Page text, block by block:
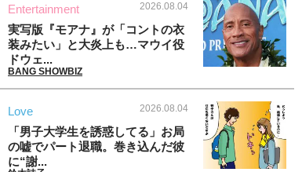
Entertainment 2026.08.04
実写版『モアナ』が「コントの衣
装みたい」と大炎上も…マウイ役
ドウェ...
BANG SHOWBIZ
Love 2026.08.04
「男子大学生を誘惑してる」お局
の嘘でパート退職。巻き込んだ彼
に“謝...